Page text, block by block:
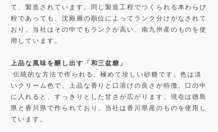
て、製造されています。同じ製造工程でつくられる本わらび
粉であっても、沈殿層の順位によってランク分けがなされて
おり、当社はその中でもランクが高い、南九州産のものを使
用しています。
上品な風味を醸し出す「和三盆糖 」
伝統的な方法で作られる、極めて珍しい砂糖です。色は淡
いクリーム色で、上品な香りと口溶けの良さが特徴。口の中
に入れると、すっきりとした甘さが広がります。現在は徳島
県と香川県で作られており、当社は香川県産のものを使用し
ています。